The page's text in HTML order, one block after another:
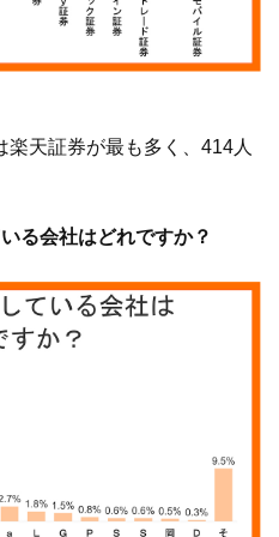
天証券が最も多く、414人
る会社はどれですか？